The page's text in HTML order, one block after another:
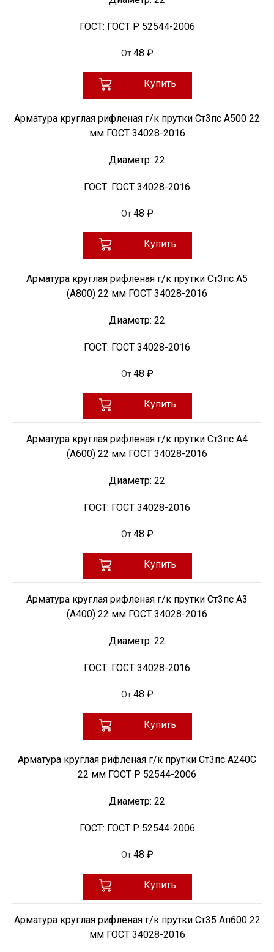
ГОСТ: ГОСТ Р 52544-2006
От 48 ₽
Купить
Арматура круглая рифленая г/к прутки Ст3пс А500 22
мм ГОСТ 34028-2016
Диаметр: 22
ГОСТ: ГОСТ 34028-2016
От 48 ₽
Купить
Арматура круглая рифленая г/к прутки Ст3пс А5
(А800) 22 мм ГОСТ 34028-2016
Диаметр: 22
ГОСТ: ГОСТ 34028-2016
От 48 ₽
Купить
Арматура круглая рифленая г/к прутки Ст3пс А4
(А600) 22 мм ГОСТ 34028-2016
Диаметр: 22
ГОСТ: ГОСТ 34028-2016
От 48 ₽
Купить
Арматура круглая рифленая г/к прутки Ст3пс А3
(А400) 22 мм ГОСТ 34028-2016
Диаметр: 22
ГОСТ: ГОСТ 34028-2016
От 48 ₽
Купить
Арматура круглая рифленая г/к прутки Ст3пс А240С
22 мм ГОСТ Р 52544-2006
Диаметр: 22
ГОСТ: ГОСТ Р 52544-2006
От 48 ₽
Купить
Арматура круглая рифленая г/к прутки Ст35 Ап600 22
мм ГОСТ 34028-2016